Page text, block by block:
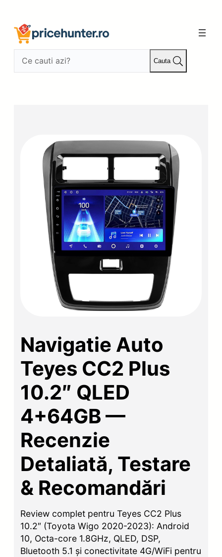
conținut
Cauta
Navigatie Auto
Teyes CC2 Plus
10.2″ QLED
4+64GB —
Recenzie
Detaliată, Testare
& Recomandări
Review complet pentru Teyes CC2 Plus
10.2″ (Toyota Wigo 2020-2023): Android
10, Octa-core 1.8GHz, QLED, DSP,
Bluetooth 5.1 și conectivitate 4G/WiFi pentru